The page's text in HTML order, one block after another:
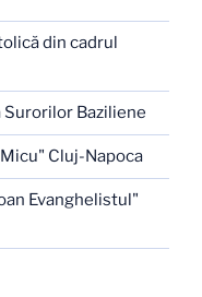
din cadrul
Surorilor Baziliene
Cluj-Napoca
Evanghelistul"